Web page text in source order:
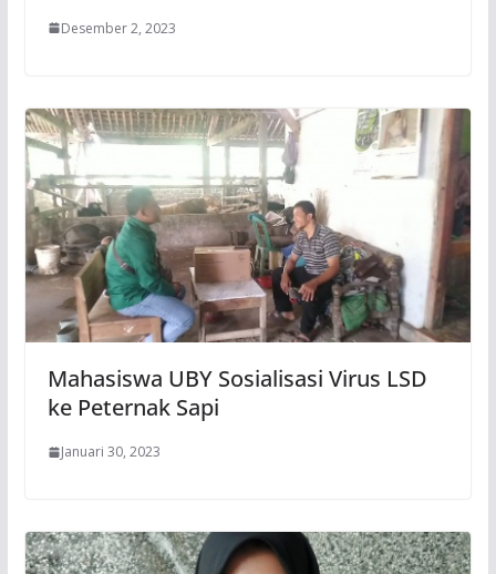
Desember 2, 2023
Mahasiswa UBY Sosialisasi Virus LSD
ke Peternak Sapi
Januari 30, 2023